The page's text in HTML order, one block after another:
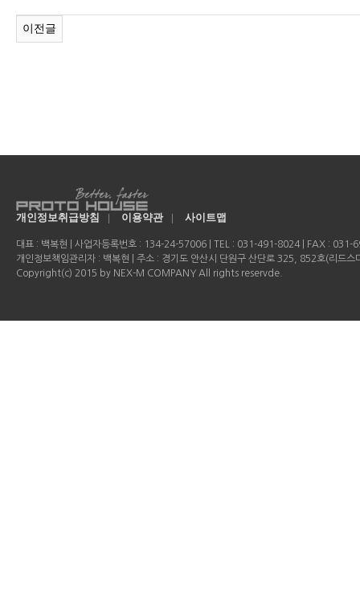
이전글
개인정보취급방침 | 이용약관 | 사이트맵
대표 : 백복현 | 사업자등록번호 : 134-24-57006 | TEL : 031-491-8024 | FAX :
개인정보책임관리자 : 백복현 | 주소 : 경기도 안산시 단원구 산단로 325, 852호(리드스
Copyright(c) 2015 by NEX-M COMPANY All rights reservde.